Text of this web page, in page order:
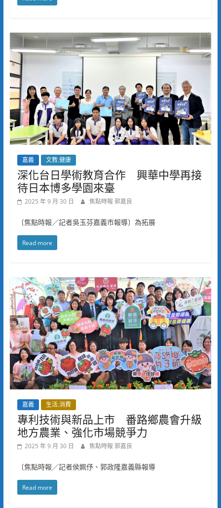
嘉義 文教.健康
深化台日學術教育合作 興華中學再接
待日本博多學園來臺
2025 年 9 月 30 日 焦點時報 郭嘉良
〔焦點時報／記者吳玉芬嘉義市報導〕為拓展
Read more
嘉義 生活.消費
專利技術與新品上市 番路鄉農會升級
地方農業、強化市場競爭力
2025 年 9 月 30 日 焦點時報 郭嘉良
〔焦點時報／記者侯姵伃、郭政隆嘉義縣報導
Read more